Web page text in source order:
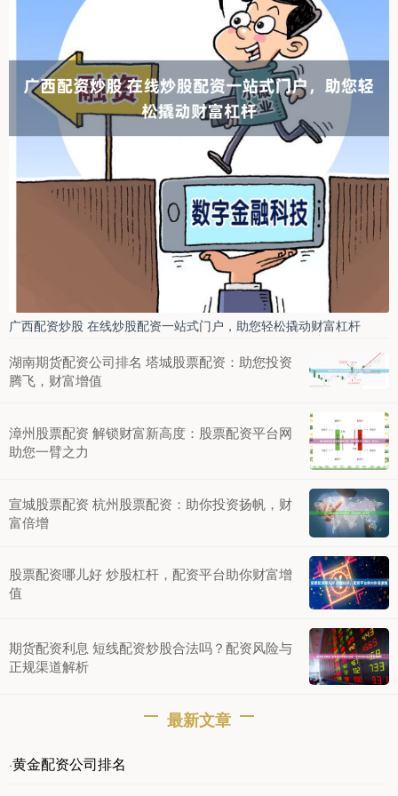
广西配资炒股 在线炒股配资一站式门户，助您轻松撬动财富杠杆
湖南期货配资公司排名 塔城股票配资：助您投资
腾飞，财富增值
漳州股票配资 解锁财富新高度：股票配资平台网
助您一臂之力
宣城股票配资 杭州股票配资：助你投资扬帆，财
富倍增
股票配资哪儿好 炒股杠杆，配资平台助你财富增
值
期货配资利息 短线配资炒股合法吗？配资风险与
正规渠道解析
最新文章
·黄金配资公司排名